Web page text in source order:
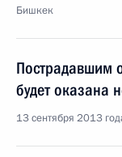
Бишкек
Пострадавшим
будет оказана
13 сентября 2013